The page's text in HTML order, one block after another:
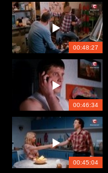
00:48:27
00:46:34
00:45:04